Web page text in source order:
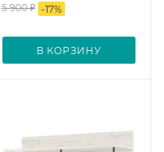
5 900₽ -17%
В КОРЗИНУ